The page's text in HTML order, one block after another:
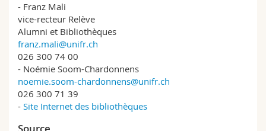
- Franz Mali
vice-recteur Relève
Alumni et Bibliothèques
franz.mali@unifr.ch
026 300 74 00
- Noémie Soom-Chardonnens
noemie.soom-chardonnens@unifr.ch
026 300 71 39
- Site Internet des bibliothèques